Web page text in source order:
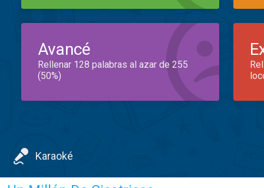
Avancé
Rellenar 128 palabras al azar de 255
(50%)
Karaoké